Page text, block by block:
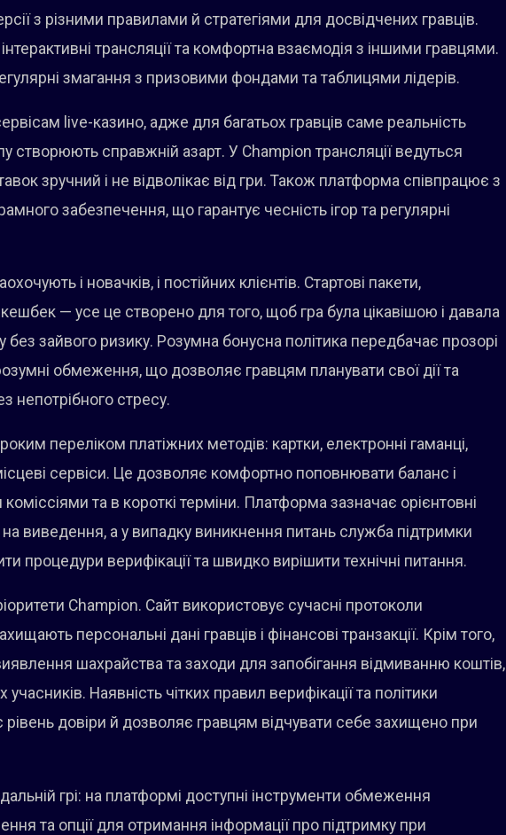
з різними правилами й стратегіями для досвідчених гравців.
трансляції та комфортна взаємодія з іншими гравцями.
змагання з призовими фондами та таблицями лідерів.
live-казино, адже для багатьох гравців саме реальність
створюють справжній азарт. У Champion трансляції ведуться
зручний і не відволікає від гри. Також платформа співпрацює з
забезпечення, що гарантує чесність ігор та регулярні
і новачків, і постійних клієнтів. Стартові пакети,
— усе це створено для того, щоб гра була цікавішою і давала
зайвого ризику. Розумна бонусна політика передбачає прозорі
обмеження, що дозволяє гравцям планувати свої дії та
непотрібного стресу.
переліком платіжних методів: картки, електронні гаманці,
сервіси. Це дозволяє комфортно поповнювати баланс і
та в короткі терміни. Платформа зазначає орієнтовні
на виведення, а у випадку виникнення питань служба підтримки
процедури верифікації та швидко вирішити технічні питання.
Champion. Сайт використовує сучасні протоколи
персональні дані гравців і фінансові транзакції. Крім того,
шахрайства та заходи для запобігання відмиванню коштів,
Наявність чітких правил верифікації та політики
рівень довіри й дозволяє гравцям відчувати себе захищено при
грі: на платформі доступні інструменти обмеження
та опції для отримання інформації про підтримку при